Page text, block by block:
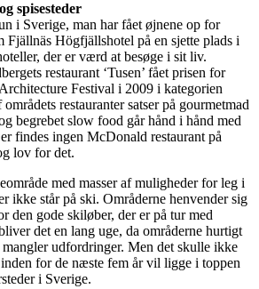
spisesteder
i Sverige, man har fået øjnene op for
Fjällnäs Högfjällshotel på en sjette plads i
der er værd at besøge i sit liv.
restaurant ‘Tusen’ fået prisen for
Festival i 2009 i kategorien
restauranter satser på gourmetmad
begrebet slow food går hånd i hånd med
findes ingen McDonald restaurant på
lov for det.
med masser af muligheder for leg i
ikke står på ski. Områderne henvender sig
den gode skiløber, der er på tur med
det en lang uge, da områderne hurtigt
udfordringer. Men det skulle ikke
for de næste fem år vil ligge i toppen
i Sverige.